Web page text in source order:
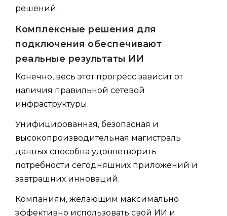
решений.
Комплексные решения для
подключения обеспечивают
реальные результаты ИИ
Конечно, весь этот прогресс зависит от
наличия правильной сетевой
инфраструктуры.
Унифицированная, безопасная и
высокопроизводительная магистраль
данных способна удовлетворить
потребности сегодняшних приложений и
завтрашних инноваций.
Компаниям, желающим максимально
эффективно использовать свой ИИ и